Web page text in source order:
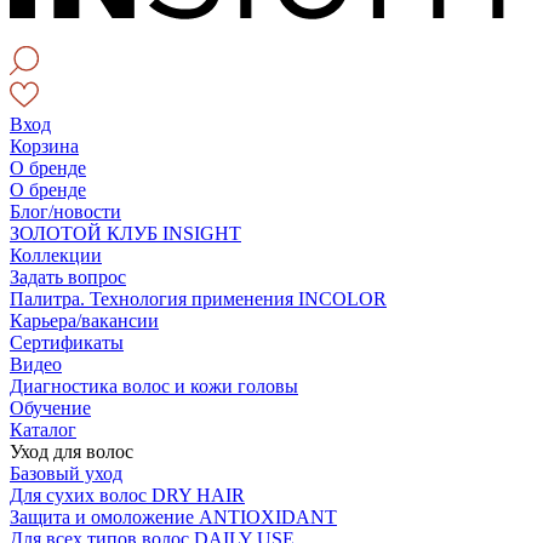
Вход
Корзина
О бренде
О бренде
Блог/новости
ЗОЛОТОЙ КЛУБ INSIGHT
Коллекции
Задать вопрос
Палитра. Технология применения INCOLOR
Карьера/вакансии
Сертификаты
Видео
Диагностика волос и кожи головы
Обучение
Каталог
Уход для волос
Базовый уход
Для сухих волос DRY HAIR
Защита и омоложение ANTIOXIDANT
Для всех типов волос DAILY USE